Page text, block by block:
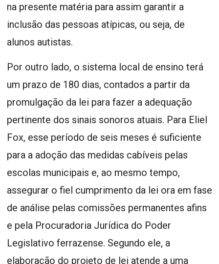
na presente matéria para assim garantir a
inclusão das pessoas atípicas, ou seja, de
alunos autistas.
Por outro lado, o sistema local de ensino terá
um prazo de 180 dias, contados a partir da
promulgação da lei para fazer a adequação
pertinente dos sinais sonoros atuais. Para Eliel
Fox, esse período de seis meses é suficiente
para a adoção das medidas cabíveis pelas
escolas municipais e, ao mesmo tempo,
assegurar o fiel cumprimento da lei ora em fase
de análise pelas comissões permanentes afins
e pela Procuradoria Jurídica do Poder
Legislativo ferrazense. Segundo ele, a
elaboração do projeto de lei atende a uma